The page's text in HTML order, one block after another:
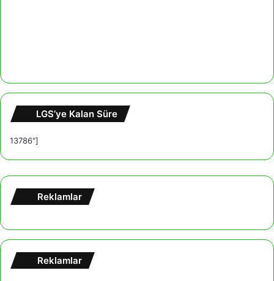
LGS’ye Kalan Süre
13786"]
Reklamlar
Reklamlar